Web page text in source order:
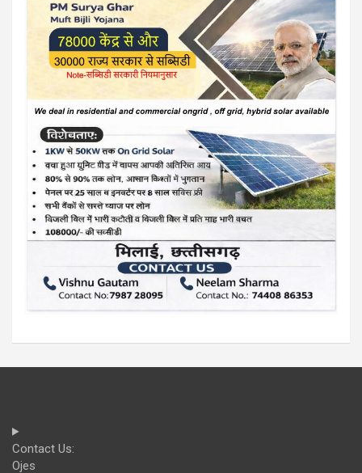
Contact Us:
Ojes